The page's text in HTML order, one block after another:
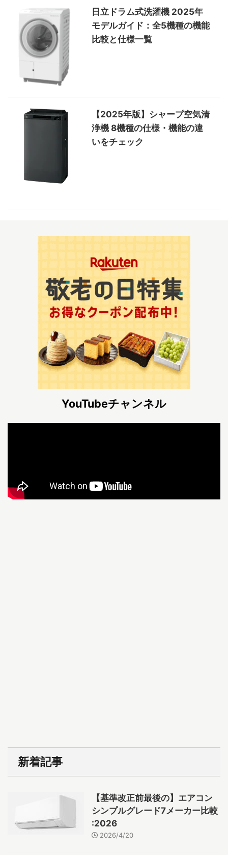
日立ドラム式洗濯機 2025年
モデルガイド：全5機種の機能
比較と仕様一覧
【2025年版】シャープ空気清
浄機 8機種の仕様・機能の違
いをチェック
YouTubeチャンネル
新着記事
【基準改正前最後の】エアコン
シンプルグレード7メーカー比較
:2026
2026/4/20